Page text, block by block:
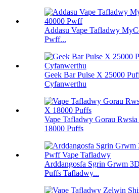
Addasu Vape Tafladwy
Pwff...
Geek Bar Pulse X 25000
Cyfanwerthu
Vape Tafladwy Gorau
18000 Puffs
Arddangosfa Sgrin Grwm
Puffs Tafladwy...